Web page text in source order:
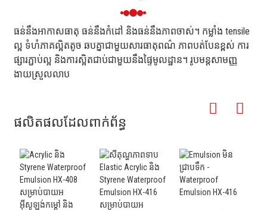
ធន់នឹងអាកាសធាតុ ធន់នឹងកំដៅ និងធន់នឹងភាពចាស់។ កម្លាំង tensile
ល្អ ទំហំភាគល្អិតតូច ឆបគ្នាជាមួយសារធាតុពណ៌ ភាពបត់បែនខ្ពស់ ការ
ផ្សារភ្ជាប់ល្អ និងការស្អិតជាប់ជាមួយនឹងផ្ទៃមូលដ្ឋាន។ រូបមន្តសាមញ្ញ
ងាយស្រួលលាប
ផលិតផលដែលពាក់ព័ន្ធ